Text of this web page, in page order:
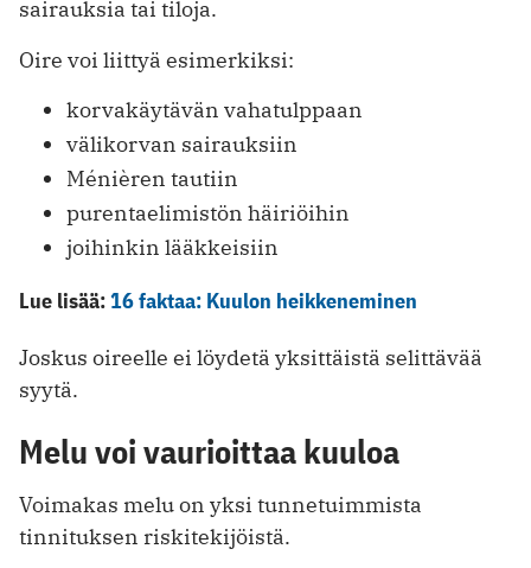
sairauksia tai tiloja.
Oire voi liittyä esimerkiksi:
korvakäytävän vahatulppaan
välikorvan sairauksiin
Ménièren tautiin
purentaelimistön häiriöihin
joihinkin lääkkeisiin
Lue lisää:16 faktaa: Kuulon heikkeneminen
Joskus oireelle ei löydetä yksittäistä selittävää
syytä.
Melu voi vaurioittaa kuuloa
Voimakas melu on yksi tunnetuimmista
tinnituksen riskitekijöistä.